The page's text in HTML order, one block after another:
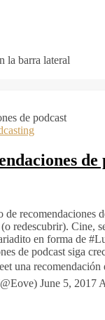
la barra lateral
de recomendaciones
redescubrir). Cine,
en forma de
de podcast siga
una
June 5, 2017